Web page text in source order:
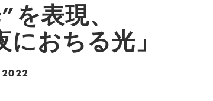
表現、
おちる光」